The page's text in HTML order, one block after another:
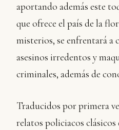
aportando además este
que ofrece el país de la
misterios, se enfrentará a
asesinos irredentos y
criminales, además de
Traducidos por primera
relatos policiacos